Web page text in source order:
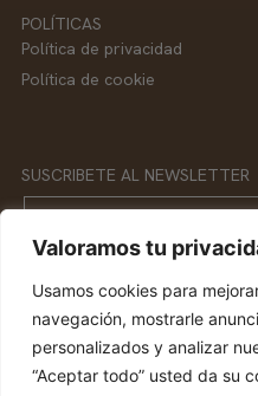
Valoramos tu
Usamos cookies para
navegación, mostrarle
personalizados y analizar
“Aceptar todo” usted da su
POLÍTICAS
Política de privacidad
Política de cookie
SUSCRIBETE AL NEWSLETTER
Email